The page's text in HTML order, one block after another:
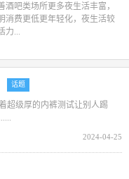
吧类场所更多夜生活丰富，
消费更低更年轻化，夜生活较
力...
话题
超级厚的内裤测试让别人踢
2024-04-25